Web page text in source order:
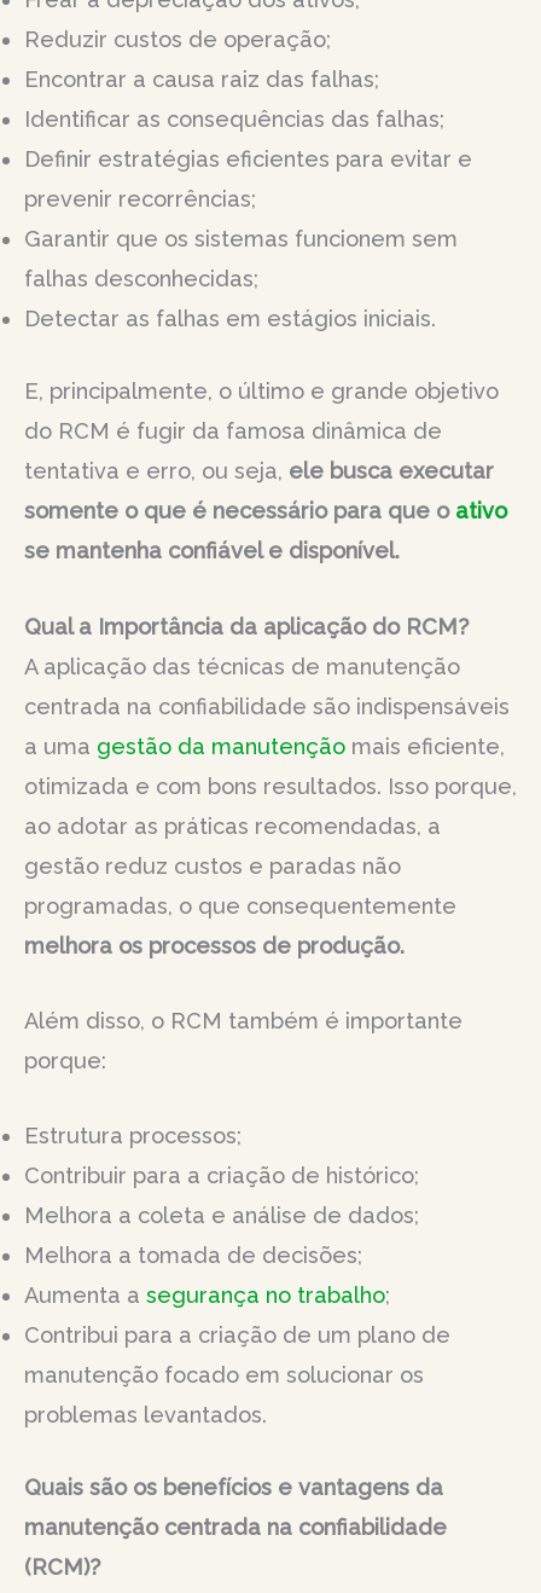
Reduzir custos de operação;
Encontrar a causa raiz das falhas;
Identificar as consequências das falhas;
Definir estratégias eficientes para evitar e
prevenir recorrências;
Garantir que os sistemas funcionem sem
falhas desconhecidas;
Detectar as falhas em estágios iniciais.
E, principalmente, o último e grande objetivo
do RCM é fugir da famosa dinâmica de
tentativa e erro, ou seja, ele busca executar
somente o que é necessário para que o ativo
se mantenha confiável e disponível.
Qual a Importância da aplicação do RCM?
A aplicação das técnicas de manutenção
centrada na confiabilidade são indispensáveis
a uma gestão da manutenção mais eficiente,
otimizada e com bons resultados. Isso porque,
ao adotar as práticas recomendadas, a
gestão reduz custos e paradas não
programadas, o que consequentemente
melhora os processos de produção.
Além disso, o RCM também é importante
porque:
Estrutura processos;
Contribuir para a criação de histórico;
Melhora a coleta e análise de dados;
Melhora a tomada de decisões;
Aumenta a segurança no trabalho;
Contribui para a criação de um plano de
manutenção focado em solucionar os
problemas levantados.
Quais são os benefícios e vantagens da
manutenção centrada na confiabilidade
(RCM)?